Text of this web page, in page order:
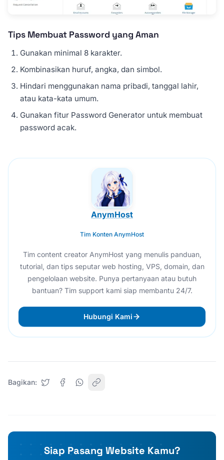
Tips Membuat Password yang Aman
Gunakan minimal 8 karakter.
Kombinasikan huruf, angka, dan simbol.
Hindari menggunakan nama pribadi, tanggal lahir,
atau kata-kata umum.
Gunakan fitur Password Generator untuk membuat
password acak.
AnymHost
Tim Konten AnymHost
Tim content creator AnymHost yang menulis panduan,
tutorial, dan tips seputar web hosting, VPS, domain, dan
pengelolaan website. Punya pertanyaan atau butuh
bantuan? Tim support kami siap membantu 24/7.
Hubungi Kami
Bagikan:
Siap Pasang Website Kamu?